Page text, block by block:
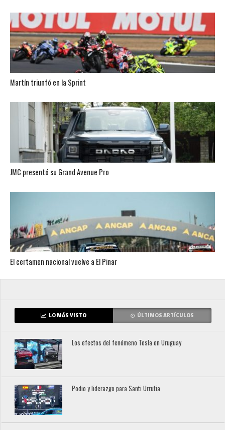
Martín triunfó en la Sprint
JMC presentó su Grand Avenue Pro
El certamen nacional vuelve a El Pinar
LO MÁS VISTO ÚLTIMOS ARTÍCULOS
Los efectos del fenómeno Tesla en Uruguay
Podio y liderazgo para Santi Urrutia